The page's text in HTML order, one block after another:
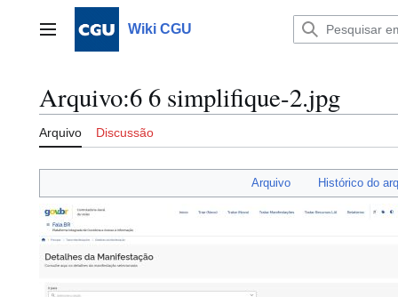
Menu principalWiki CGU
Arquivo:6 6 simplifique-2.jpg
Arquivo Discussão
Arquivo Histórico do